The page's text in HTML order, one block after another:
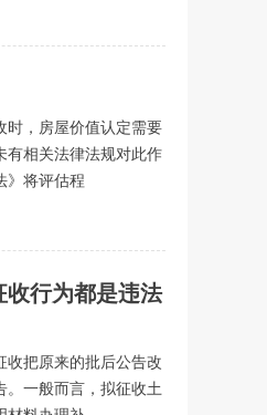
时，房屋价值认定需要
有相关法律法规对此作
》将评估程
收行为都是违法
收把原来的批后公告改
。一般而言，拟征收土